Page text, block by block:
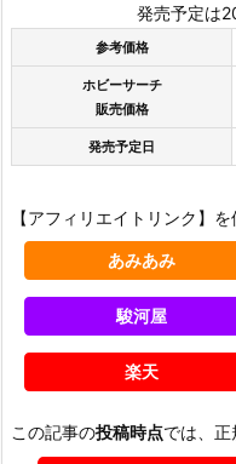
発売予定は
参考価格
ホビーサーチ
販売価格
発売予定日
【アフィリエイトリンク】
あみあみ
駿河屋
楽天
この記事の投稿時点では、正